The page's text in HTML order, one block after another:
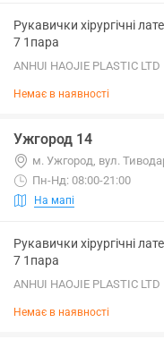
Рукавички хірургічні
7 1пара
ANHUI HAOJIE PLASTIC LTD
Немає в наявності
Ужгород 14
м. Ужгород, вул.
Пн-Нд: 08:00-21:00
На мапі
Рукавички хірургічні
7 1пара
ANHUI HAOJIE PLASTIC LTD
Немає в наявності